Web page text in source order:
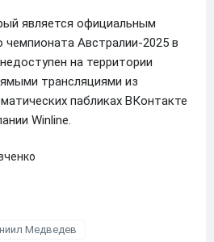
является официальным
Австралии-2025 в
на территории
трансляциями из
пабликах ВКонтакте
Winline.
Медведев